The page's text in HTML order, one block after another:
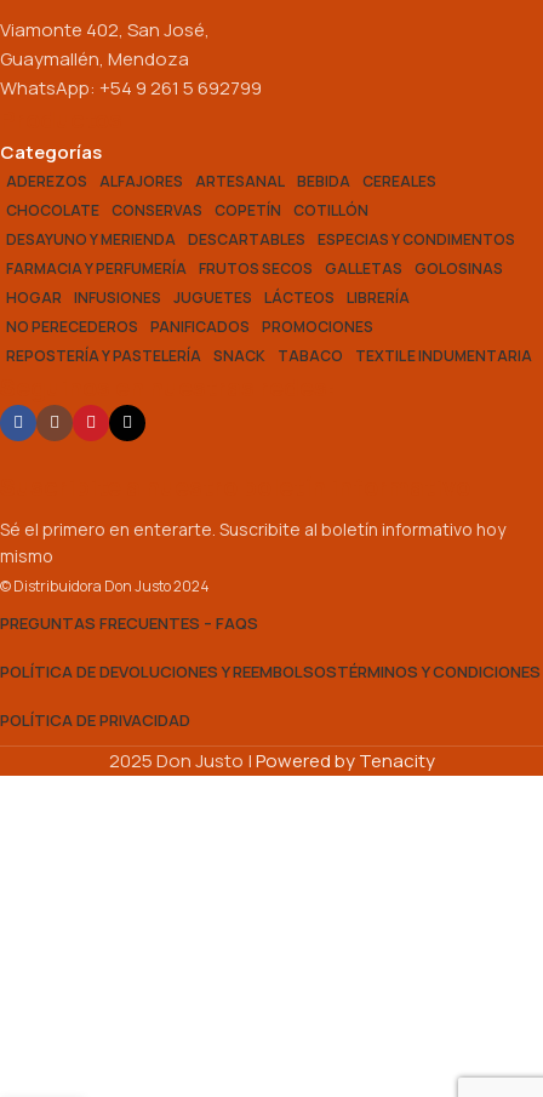
Viamonte 402, San José,
Guaymallén, Mendoza
WhatsApp: +54 9 261 5 692799
Categorías
ADEREZOS ALFAJORES ARTESANAL BEBIDA CEREALES
CHOCOLATE CONSERVAS COPETÍN
COTILLÓN
DESAYUNO Y MERIENDA DESCARTABLES
ESPECIAS Y CONDIMENTOS
FARMACIA Y PERFUMERÍA FRUTOS SECOS GALLETAS
GOLOSINAS
HOGAR
INFUSIONES JUGUETES LÁCTEOS
LIBRERÍA
NO PERECEDEROS
PANIFICADOS
PROMOCIONES
REPOSTERÍA Y PASTELERÍA SNACK TABACO TEXTIL E INDUMENTARIA
Sé el primero en enterarte. Suscribite al boletín informativo hoy
mismo
© Distribuidora Don Justo 2024
PREGUNTAS FRECUENTES – FAQS
POLÍTICA DE DEVOLUCIONES Y REEMBOLSOSTÉRMINOS Y CONDICIONES
POLÍTICA DE PRIVACIDAD
2025 Don Justo |Powered by Tenacity